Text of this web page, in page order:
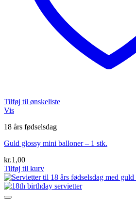
Tilføj til ønskeliste
Vis
18 års fødselsdag
Guld glossy mini balloner – 1 stk.
kr.1,00
Tilføj til kurv